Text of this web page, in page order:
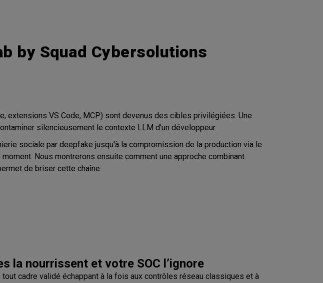
by Squad Cybersolutions
VS Code, MCP) sont devenus des cibles privilégiées. Une
silencieusement le contexte LLM d'un développeur.
sociale par deepfake jusqu'à la compromission de la production via le
Nous montrerons ensuite comment une approche combinant
de briser cette chaîne.
la nourrissent et votre SOC l’ignore
cadre validé échappant à la fois aux contrôles réseau classiques et à